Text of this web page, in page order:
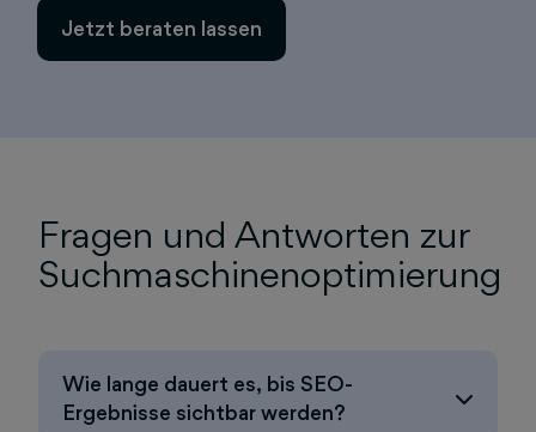
Fragen und Antworten zur
Suchmaschinenoptimierung
Wie lange dauert es, bis SEO-
Ergebnisse sichtbar werden?